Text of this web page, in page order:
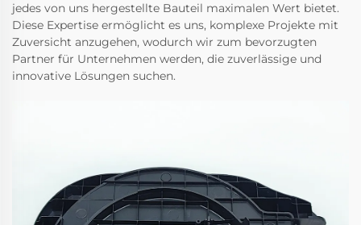
jedes von uns hergestellte Bauteil maximalen Wert bietet.
Diese Expertise ermöglicht es uns, komplexe Projekte mit
Zuversicht anzugehen, wodurch wir zum bevorzugten
Partner für Unternehmen werden, die zuverlässige und
innovative Lösungen suchen.